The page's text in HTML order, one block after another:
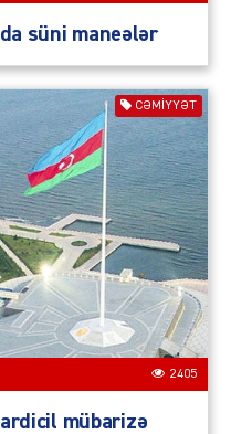
süni maneələr
CƏMIYYƏT
2405
mübarizə